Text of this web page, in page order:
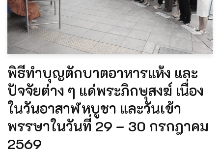
พิธีทำบุญตักบาตอาหารแห้ง และ
ปัจจัยต่าง ๆ แด่พระภิกษุสงฆ์ เนื่อง
ในวันอาสาฬหบูชา และวันเข้า
พรรษาในวันที่ 29 – 30 กรกฎาคม
2569